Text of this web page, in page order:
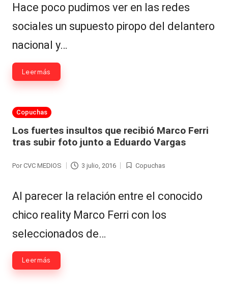
s,
T
V
y
R
d
e
|
L
a
V
C
Hace poco pudimos ver en las redes
sociales un supuesto piropo del delantero
nacional y…
Leer más
Publicada
Copuchas
Los fuertes insultos que recibió Marco Ferri
tras subir foto junto a Eduardo Vargas
Por CVC MEDIOS 3 julio, 2016
Publicada
Copuchas
Al parecer la relación entre el conocido
chico reality Marco Ferri con los
seleccionados de…
Leer más